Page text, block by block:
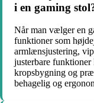
i en gaming
Når man vælger en
funktioner som
armlænsjustering,
justerbare
kropsbygning og
behagelig og